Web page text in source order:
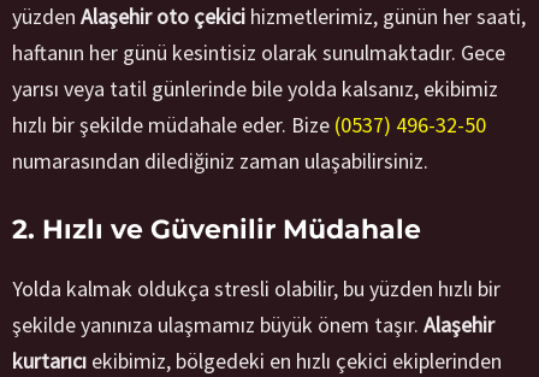
yüzden Alaşehir oto çekici hizmetlerimiz, günün her saati,
haftanın her günü kesintisiz olarak sunulmaktadır. Gece
yarısı veya tatil günlerinde bile yolda kalsanız, ekibimiz
hızlı bir şekilde müdahale eder. Bize (0537) 496-32-50
numarasından dilediğiniz zaman ulaşabilirsiniz.
2. Hızlı ve Güvenilir Müdahale
Yolda kalmak oldukça stresli olabilir, bu yüzden hızlı bir
şekilde yanınıza ulaşmamız büyük önem taşır. Alaşehir
kurtarıcı ekibimiz, bölgedeki en hızlı çekici ekiplerinden